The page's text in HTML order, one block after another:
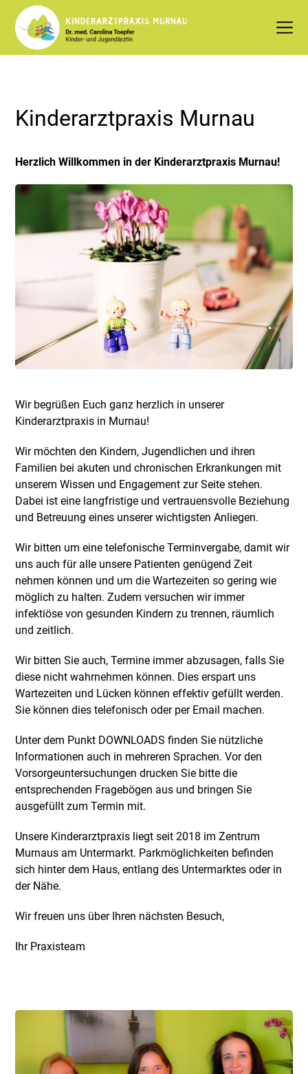
Kinderarztpraxis Murnau
Herzlich Willkommen in der Kinderarztpraxis Murnau!
Wir begrüßen Euch ganz herzlich in unserer
Kinderarztpraxis in Murnau!
Wir möchten den Kindern, Jugendlichen und ihren
Familien bei akuten und chronischen Erkrankungen mit
unserem Wissen und Engagement zur Seite stehen.
Dabei ist eine langfristige und vertrauensvolle Beziehung
und Betreuung eines unserer wichtigsten Anliegen.
Wir bitten um eine telefonische Terminvergabe, damit wir
uns auch für alle unsere Patienten genügend Zeit
nehmen können und um die Wartezeiten so gering wie
möglich zu halten. Zudem versuchen wir immer
infektiöse von gesunden Kindern zu trennen, räumlich
und zeitlich.
Wir bitten Sie auch, Termine immer abzusagen, falls Sie
diese nicht wahrnehmen können. Dies erspart uns
Wartezeiten und Lücken können effektiv gefüllt werden.
Sie können dies telefonisch oder per Email machen.
Unter dem Punkt DOWNLOADS finden Sie nützliche
Informationen auch in mehreren Sprachen. Vor den
Vorsorgeuntersuchungen drucken Sie bitte die
entsprechenden Fragebögen aus und bringen Sie
ausgefüllt zum Termin mit.
Unsere Kinderarztpraxis liegt seit 2018 im Zentrum
Murnaus am Untermarkt. Parkmöglichkeiten befinden
sich hinter dem Haus, entlang des Untermarktes oder in
der Nähe.
Wir freuen uns über Ihren nächsten Besuch,
Ihr Praxisteam